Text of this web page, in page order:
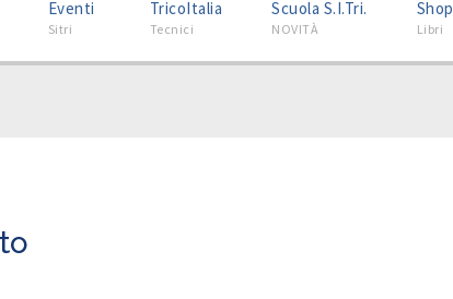
Eventi
Sitri
TricoItalia
Tecnici
Scuola S.I.Tri.
NOVITÀ
Shop
Libri